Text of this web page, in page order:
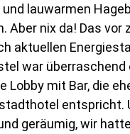
lauwarmen
Aber nix da! Das vor
aktuellen
war überraschend
Lobby mit Bar, die
entspricht.
geräumig, wir